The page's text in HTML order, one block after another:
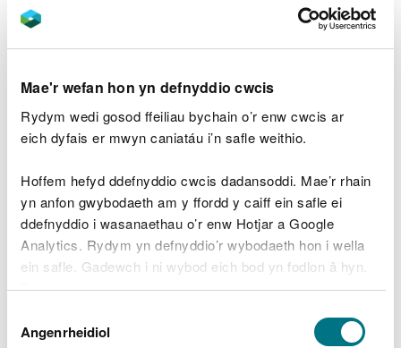
Mae'r wefan hon yn defnyddio cwcis
Rydym wedi gosod ffeiliau bychain o’r enw cwcis ar
eich dyfais er mwyn caniatáu i’n safle weithio.
Hoffem hefyd ddefnyddio cwcis dadansoddi. Mae’r rhain
yn anfon gwybodaeth am y ffordd y caiff ein safle ei
ddefnyddio i wasanaethau o’r enw Hotjar a Google
Analytics. Rydym yn defnyddio’r wybodaeth hon i wella
ein safle. Gadewch i ni wybod eich bod yn fodlon â hyn.
Byddwn yn defnyddio cwci i gadw eich dewis.
Gellirdarllen mwy am ein cwcis cyn i chi ddewis.
Caniatâd
Angenrheidiol
llwybr.
cerdded.
Llwybr y Barcud (yn cynnwys
Llwybr Pos Anifeiliaid)
Gradd: Hygyrch
Pellter: 0.8 milltir/1.3 cilomedr
Graddiant ar ei fwyaf: 10%
Amser: 30 munud
Gwybodaeth am y llwybr: Mae’r llwybr cylchol,
gwastad hwn yn addas ar gyfer cadeiriau olwyn a